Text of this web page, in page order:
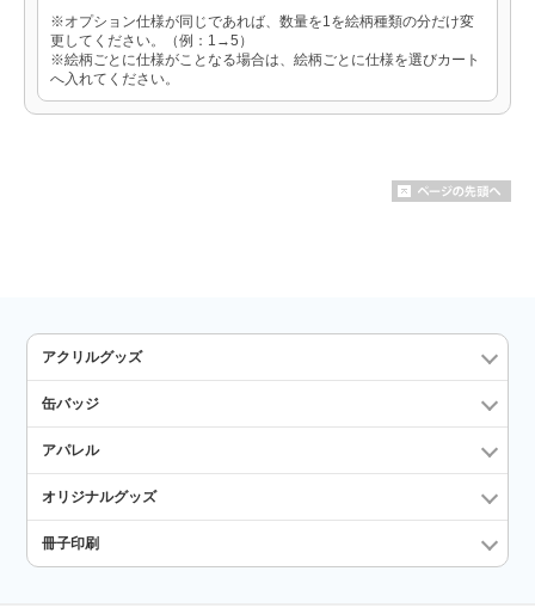
※オプション仕様が同じであれば、数量を1を絵柄種類の分だけ変
更してください。（例：1→5）
※絵柄ごとに仕様がことなる場合は、絵柄ごとに仕様を選びカート
へ入れてください。
アクリルグッズ
缶バッジ
アパレル
オリジナルグッズ
冊子印刷